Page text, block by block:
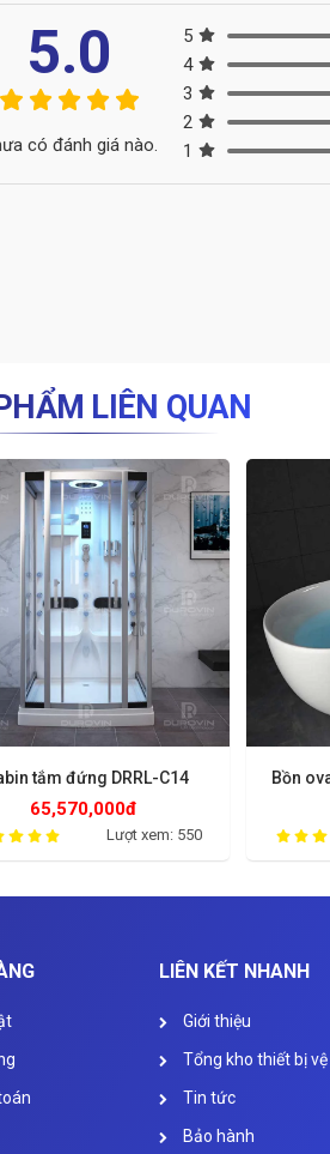
5.0
có đánh giá nào.
5
4
3
2
1
LIÊN QUAN
tắm đứng DRRL-C14
65,570,000đ
Lượt xem: 550
Bồn
LIÊN KẾT NHANH
Giới thiệu
Tổng kho thiết bị vệ
Tin tức
Bảo hành